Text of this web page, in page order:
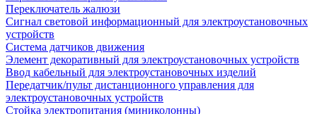
Переключатель жалюзи
Сигнал световой информационный для электроустановочных
устройств
Система датчиков движения
Элемент декоративный для электроустановочных устройств
Ввод кабельный для электроустановочных изделий
Передатчик/пульт дистанционного управления для
электроустановочных устройств
Стойка электропитания (миниколонны)